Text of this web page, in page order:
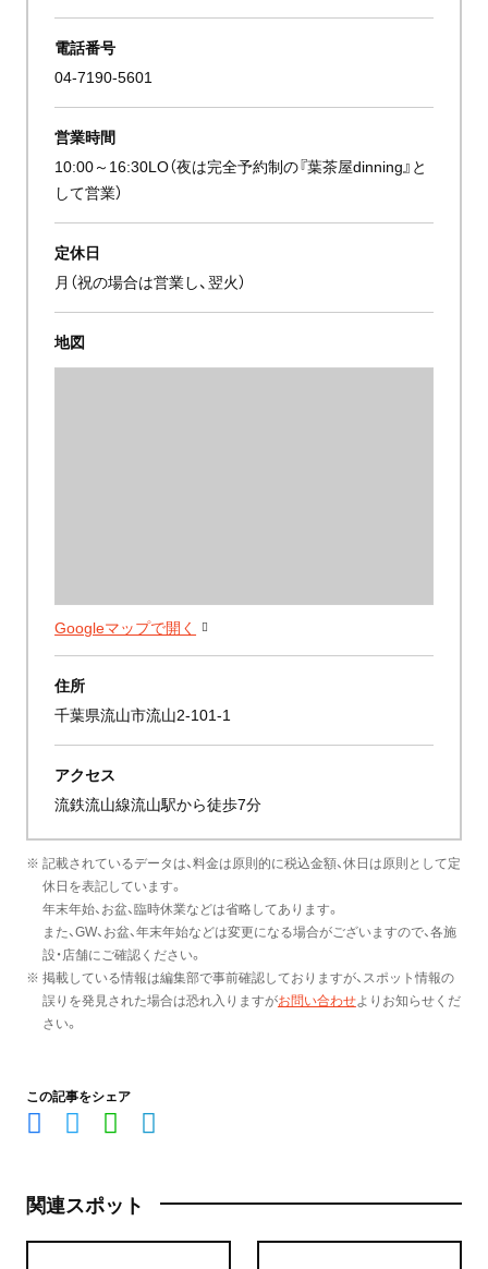
電話番号
04-7190-5601
営業時間
10:00～16:30LO（夜は完全予約制の『葉茶屋dinning』と
して営業）
定休日
月（祝の場合は営業し、翌火）
地図
Googleマップで開く
住所
千葉県流山市流山2-101-1
アクセス
流鉄流山線流山駅から徒歩7分
※ 記載されているデータは、料金は原則的に税込金額、休日は原則として定
休日を表記しています。
年末年始、お盆、臨時休業などは省略してあります。
また、GW、お盆、年末年始などは変更になる場合がございますので、各施
設・店舗にご確認ください。
※ 掲載している情報は編集部で事前確認しておりますが、スポット情報の
誤りを発見された場合は恐れ入りますがお問い合わせよりお知らせくだ
さい。
この記事をシェア
関連スポット